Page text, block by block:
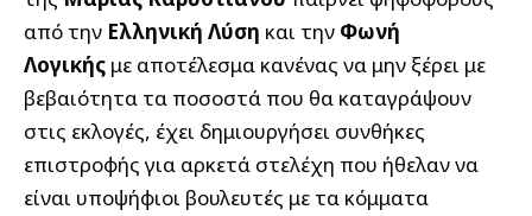
από την Ελληνική Λύση και την Φωνή
Λογικής με αποτέλεσμα κανένας να μην ξέρει με
βεβαιότητα τα ποσοστά που θα καταγράψουν
στις εκλογές, έχει δημιουργήσει συνθήκες
επιστροφής για αρκετά στελέχη που ήθελαν να
είναι υποψήφιοι βουλευτές με τα κόμματα